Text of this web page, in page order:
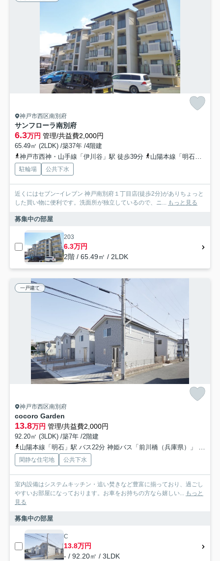
神戸市西区南別府
サンフローラ南別府
6.3万円 管理/共益費2,000円
65.49㎡ (2LDK) /築37年 /4階建
神戸市西神・山手線「伊川谷」駅 徒歩39分
山陽本線「明石」駅 徒歩50分
駐輪場 公共下水
近くにはセブン−イレブン 神戸南別府１丁目店(徒歩2分)がありちょっと
した買い物に便利です。洗面所が独立しているので、ニ...
もっと見る
募集中の部屋
203
6.3万円
2階 / 65.49㎡ / 2LDK
一戸建て
神戸市西区南別府
cocoro Garden
13.8万円 管理/共益費2,000円
92.20㎡ (3LDK) /築7年 /2階建
山陽本線「明石」駅 バス22分 神姫バス「前川橋（兵庫県）」 停歩4分
閑静な住宅地 公共下水
室内設備はシステムキッチン・追い焚きなど豊富に揃っており、過ごし
やすいお部屋になっております。お車をお持ちの方なら嬉しい...
もっと
見る
募集中の部屋
C
13.8万円
- / 92.20㎡ / 3LDK